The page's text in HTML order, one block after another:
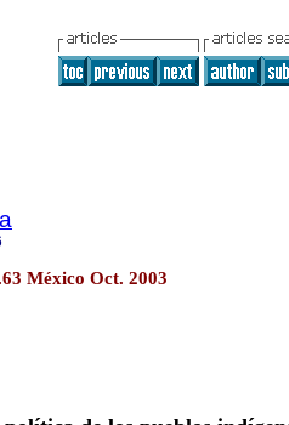
México Oct. 2003